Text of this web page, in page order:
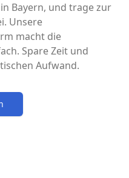
Bayern, und trage zur
Unsere
macht die
Spare Zeit und
Aufwand.